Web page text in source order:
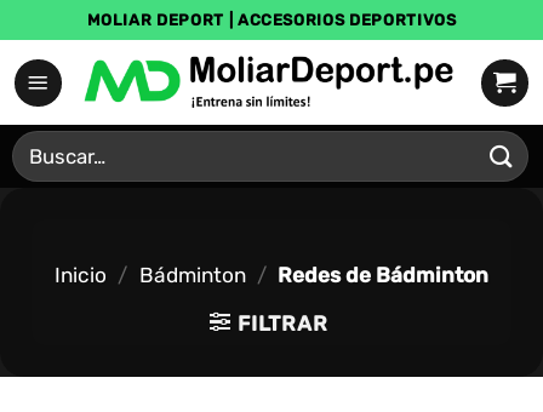
al
contenido
MOLIAR DEPORT | ACCESORIOS DEPORTIVOS
Buscar
por:
Inicio / Bádminton / Redes de Bádminton
FILTRAR